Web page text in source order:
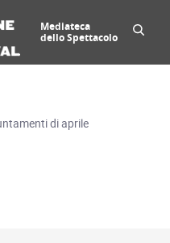
Mediateca
dello Spettacolo
di aprile